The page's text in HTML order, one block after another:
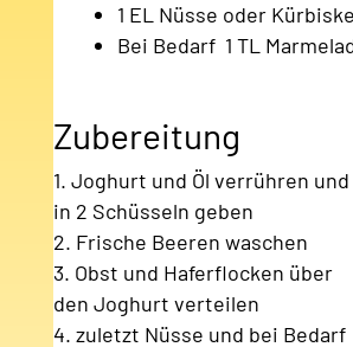
1 EL Nüsse oder
Bei Bedarf 1 TL
Zubereitung
Joghurt und Öl verrühren und
in 2 Schüsseln geben
Frische Beeren waschen
Obst und Haferflocken über
den Joghurt verteilen
zuletzt Nüsse und bei Bedarf